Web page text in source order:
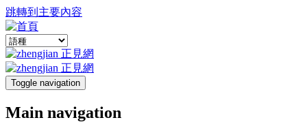
跳轉到主要內容
Toggle navigation
Main navigation